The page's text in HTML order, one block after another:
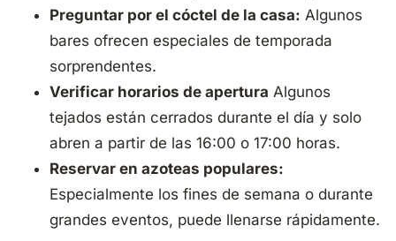
Preguntar por el cóctel de la casa: Algunos
bares ofrecen especiales de temporada
sorprendentes.
Verificar horarios de apertura Algunos
tejados están cerrados durante el día y solo
abren a partir de las 16:00 o 17:00 horas.
Reservar en azoteas populares:
Especialmente los fines de semana o durante
grandes eventos, puede llenarse rápidamente.